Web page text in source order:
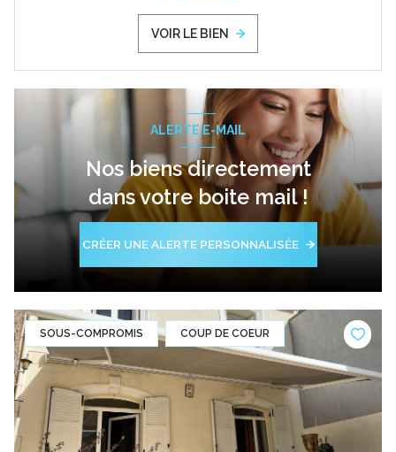
VOIR LE BIEN
ALERTE E-MAIL
Nos biens directement
dans votre boite mail !
CRÉER UNE ALERTE PERSONNALISÉE
SOUS-COMPROMIS COUP DE COEUR